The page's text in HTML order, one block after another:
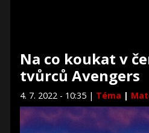
Na co koukat v
tvůrců Avengers
4. 7. 2022 - 10:35 | Téma |